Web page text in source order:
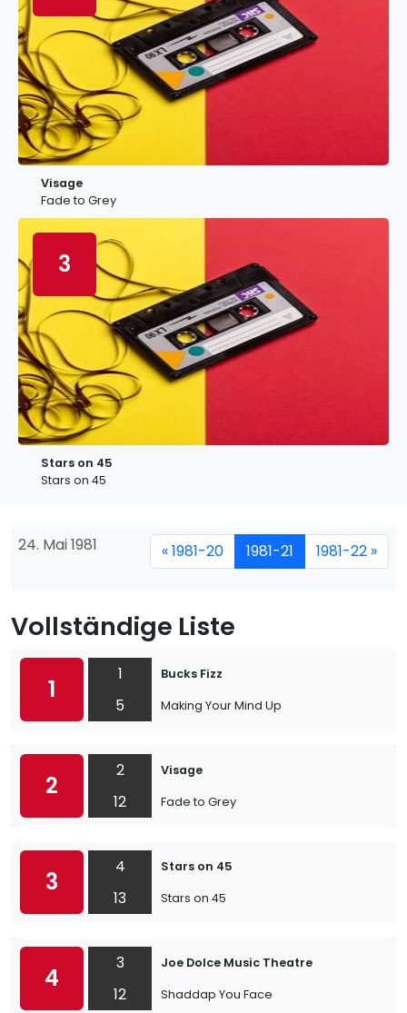
Visage
Fade to Grey
3
Stars on 45
Stars on 45
24. Mai 1981 « 1981-20 1981-21 1981-22 »
Vollständige Liste
1
1
5
Bucks Fizz
Making Your Mind Up
2
2
12
Visage
Fade to Grey
3
4
13
Stars on 45
Stars on 45
4
3
12
Joe Dolce Music Theatre
Shaddap You Face